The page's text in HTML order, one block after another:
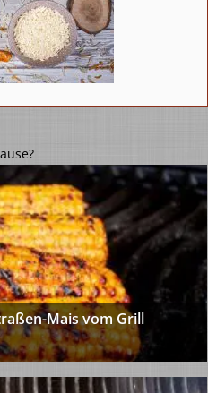
Mais vom Grill